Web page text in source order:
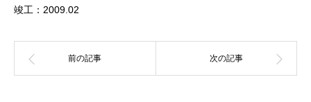
竣工：2009.02